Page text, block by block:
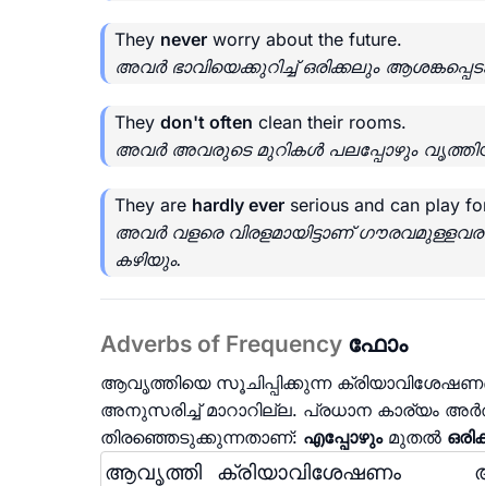
They never worry about the future.
അവർ ഭാവിയെക്കുറിച്ച് ഒരിക്കലും
They don't often clean their rooms.
അവർ അവരുടെ മുറികൾ പലപ്പോഴും
They are hardly ever serious and can play
അവർ വളരെ വിരളമായിട്ടാണ്
കഴിയും.
Adverbs of Frequency ഫോം
ആവൃത്തിയെ സൂചിപ്പിക്കുന്ന
അനുസരിച്ച് മാറാറില്ല. പ്രധാന കാര്യം
തിരഞ്ഞെടുക്കുന്നതാണ്: എപ്പോഴുംമുതൽ
ആവൃത്തി ക്രിയാവിശേഷണം